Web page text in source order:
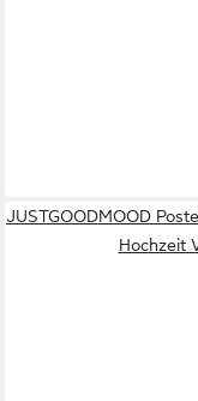
JUSTGOODMOOD
Hochzeit